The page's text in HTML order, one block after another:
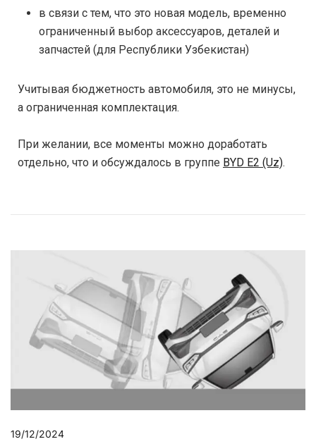
в связи с тем, что это новая модель, временно
ограниченный выбор аксессуаров, деталей и
запчастей (для Республики Узбекистан)
Учитывая бюджетность автомобиля, это не минусы,
а ограниченная комплектация.
При желании, все моменты можно доработать
отдельно, что и обсуждалось в группе BYD E2 (Uz).
19/12/2024